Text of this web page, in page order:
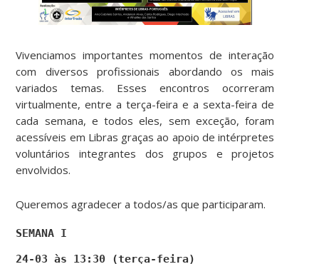
Vivenciamos importantes momentos de interação
com diversos profissionais abordando os mais
variados temas. Esses encontros ocorreram
virtualmente, entre a terça-feira e a sexta-feira de
cada semana, e todos eles, sem exceção, foram
acessíveis em Libras graças ao apoio de intérpretes
voluntários integrantes dos grupos e projetos
envolvidos.
Queremos agradecer a todos/as que participaram.
SEMANA I